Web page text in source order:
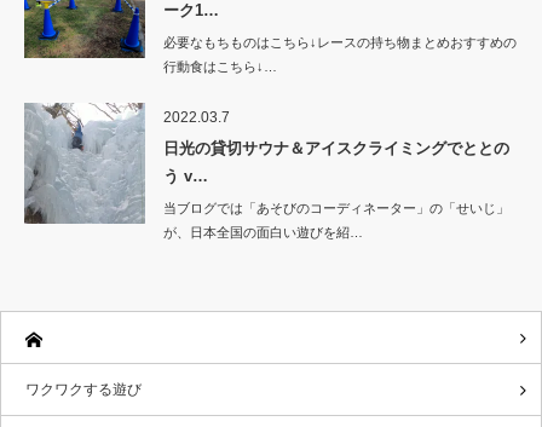
ーク1…
必要なもちものはこちら↓レースの持ち物まとめおすすめの
行動食はこちら↓…
2022.03.7
日光の貸切サウナ＆アイスクライミングでととの
う v…
当ブログでは「あそびのコーディネーター」の「せいじ」
が、日本全国の面白い遊びを紹…
ワクワクする遊び